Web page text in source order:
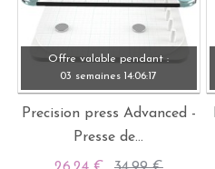
Offre valable pendant :
03 semaines 14:06:15
Precision press Advanced -
Presse de...